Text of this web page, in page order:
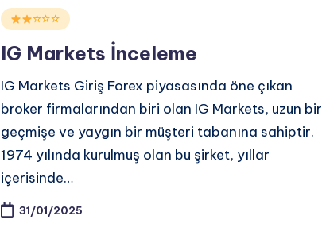
Posted☆☆☆
IG Markets İnceleme
IG Markets Giriş Forex piyasasında öne çıkan
broker firmalarından biri olan IG Markets, uzun bir
geçmişe ve yaygın bir müşteri tabanına sahiptir.
1974 yılında kurulmuş olan bu şirket, yıllar
içerisinde…
31/01/2025